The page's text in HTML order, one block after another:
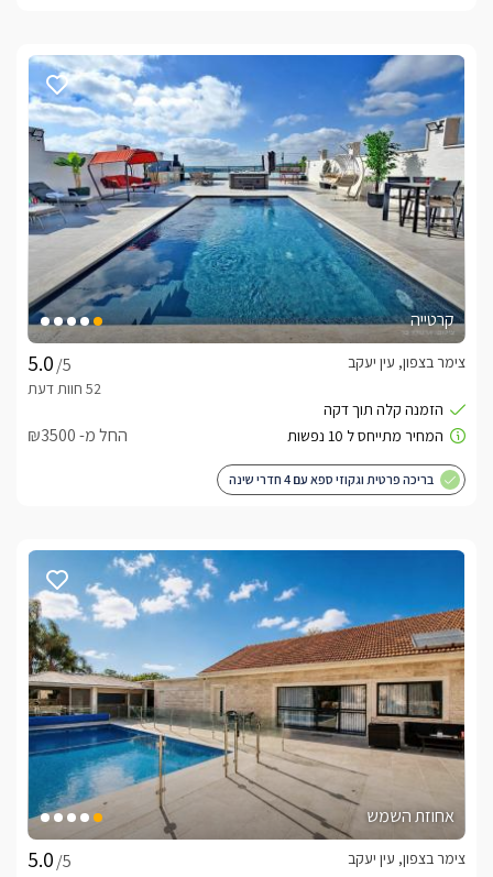
קרטייה
/5
צימר בצפון, עין יעקב
החל מ- ₪3500
בריכה פרטית וגקוזי ספא עם 4 חדרי שינה
אחוזת השמש
/5
צימר בצפון, עין יעקב